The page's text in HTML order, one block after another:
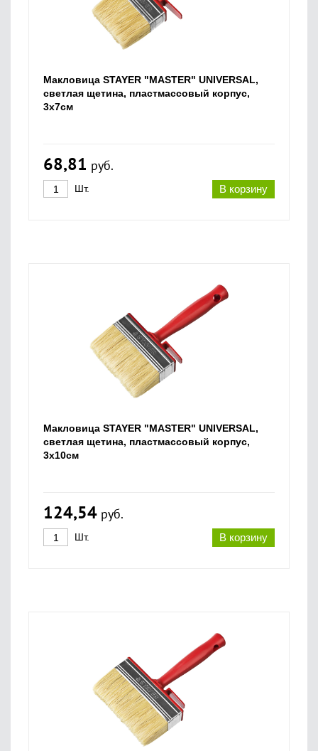
Макловица STAYER "MASTER" UNIVERSAL,
светлая щетина, пластмассовый корпус,
3х7см
68,81 руб.
В корзину
Шт.
Макловица STAYER "MASTER" UNIVERSAL,
светлая щетина, пластмассовый корпус,
3х10см
124,54 руб.
В корзину
Шт.